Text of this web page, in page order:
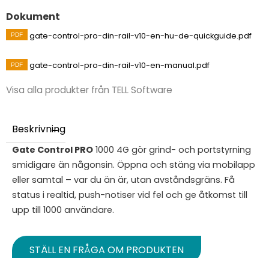
Dokument
gate-control-pro-din-rail-v10-en-hu-de-quickguide.pdf
gate-control-pro-din-rail-v10-en-manual.pdf
Visa alla produkter från TELL Software
Beskrivning
Gate Control PRO 1000 4G gör grind- och portstyrning
smidigare än någonsin. Öppna och stäng via mobilapp
eller samtal – var du än är, utan avståndsgräns. Få
status i realtid, push-notiser vid fel och ge åtkomst till
upp till 1000 användare.
STÄLL EN FRÅGA OM PRODUKTEN